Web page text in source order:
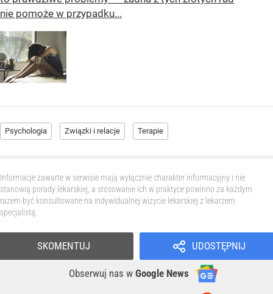
nie pomoże w przypadku...
Psychologia Związki i relacje Terapie
Informacje zawarte w serwisie mają wyłącznie charakter informacyjny i nie
stanowią porady lekarskiej, a stosowanie ich w praktyce powinno za każdym
razem być konsultowane na indywidualnej wizycie lekarskiej z lekarzem
specjalistą.
UDOSTĘPNIJ
Obserwuj nas w Google News
SKOMENTUJ